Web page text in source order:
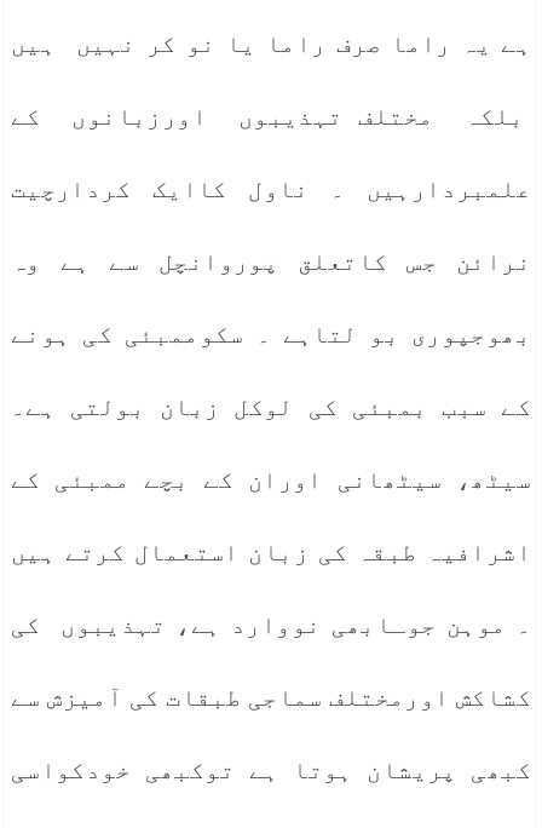
ہے یہ راما صرف راما یا نو کر نہیں ہیں
بلکہ مختلف تہذیبوں اورزبانوں کے
علمبردارہیں ۔ ناول کاایک کردارچیت
نرائن جس کاتعلق پوروانچل سے ہے وہ
بھوجپوری بو لتاہے ۔ سکوممبئی کی ہونے
کے سبب بمبئی کی لوکل زبان بولتی ہے۔
سیٹھ، سیٹھانی اوران کے بچے ممبئی کے
اشرافیہ طبقہ کی زبان استعمال کرتے ہیں
۔ موہن جوـابھی نووارد ہے، تہذیبوں کی
کشاکش اورمختلف سماجی طبقات کی آمیزش سے
کبھی پریشان ہوتا ہے توکبھی خودکواسی